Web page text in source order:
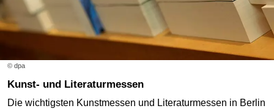
© dpa
Kunst- und Literaturmessen
Die wichtigsten Kunstmessen und Literaturmessen in Berlin